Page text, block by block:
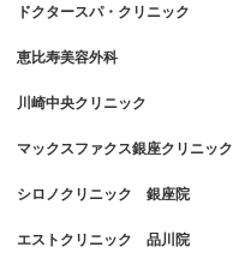
ドクタースパ・クリニック
恵比寿美容外科
川崎中央クリニック
マックスファクス銀座クリニック
シロノクリニック 銀座院
エストクリニック 品川院